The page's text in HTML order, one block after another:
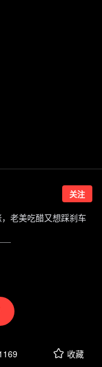
关注
老美吃醋又想踩刹车
收藏